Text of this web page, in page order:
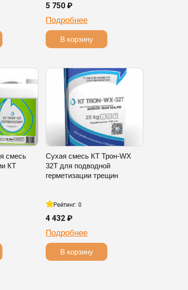
5 750 ₽
Подробнее
В корзину
смесь
КТ
Сухая смесь КТ Трон-WX
32T для подводной
герметизации трещин
Рейтинг: 0
4 432 ₽
Подробнее
В корзину